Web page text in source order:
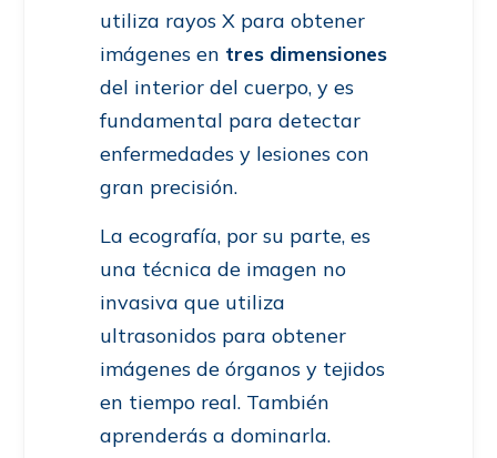
utiliza rayos X para obtener
imágenes en tres dimensiones
del interior del cuerpo, y es
fundamental para detectar
enfermedades y lesiones con
gran precisión.
La ecografía, por su parte, es
una técnica de imagen no
invasiva que utiliza
ultrasonidos para obtener
imágenes de órganos y tejidos
en tiempo real. También
aprenderás a dominarla.